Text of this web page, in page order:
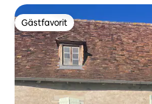
Gästfavorit
Gästfavorit